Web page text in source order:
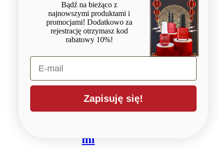
Compare
CND
Builder
BARRE
BEAUTY
ml
Bądź na bieżąco z
najnowszymi produktami i
promocjami! Dodatkowo za
rejestrację otrzymasz kod
rabatowy 10%!
E-mail
Zapisuję się!